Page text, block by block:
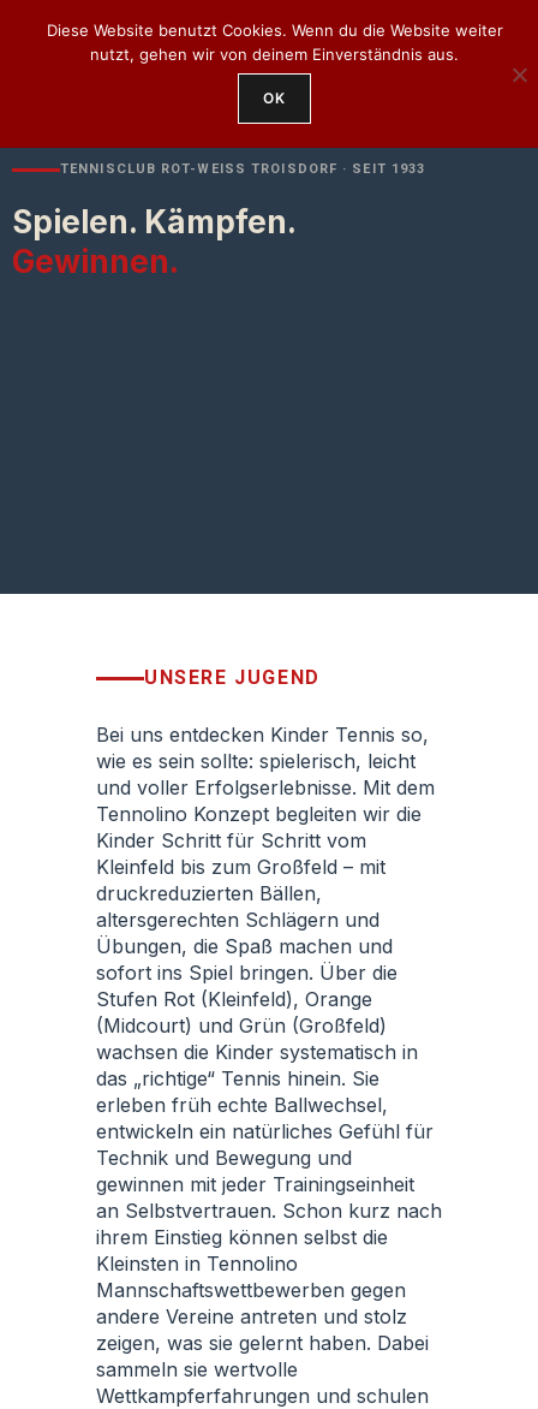
MITGLIED
WERDEN
PLATZ
TENNISCLUB ROT-WEISS TROISDORF · SEIT 1933
Spielen. Kämpfen.
Gewinnen.
UNSERE JUGEND
Bei uns entdecken Kinder Tennis so,
wie es sein sollte: spielerisch, leicht
und voller Erfolgserlebnisse. Mit dem
Tennolino Konzept begleiten wir die
Kinder Schritt für Schritt vom
Kleinfeld bis zum Großfeld – mit
druckreduzierten Bällen,
altersgerechten Schlägern und
Übungen, die Spaß machen und
sofort ins Spiel bringen. Über die
Stufen Rot (Kleinfeld), Orange
(Midcourt) und Grün (Großfeld)
wachsen die Kinder systematisch in
das „richtige“ Tennis hinein. Sie
erleben früh echte Ballwechsel,
entwickeln ein natürliches Gefühl für
Technik und Bewegung und
gewinnen mit jeder Trainingseinheit
an Selbstvertrauen. Schon kurz nach
ihrem Einstieg können selbst die
Kleinsten in Tennolino
Mannschaftswettbewerben gegen
andere Vereine antreten und stolz
zeigen, was sie gelernt haben. Dabei
sammeln sie wertvolle
Wettkampferfahrungen und schulen
Diese Website benutzt Cookies. Wenn du die Website weiter
nutzt, gehen wir von deinem Einverständnis aus.
OK